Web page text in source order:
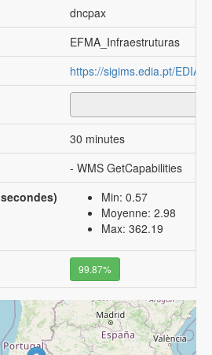
dncpax
EFMA_Infraestruturas
https://sigims.edia.pt/
30 minutes
- WMS GetCapabilities
Min: 0.57
Moyenne: 2.98
Max: 362.19
99.87%